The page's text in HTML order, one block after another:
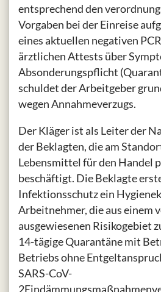
entsprechend den
Vorgaben bei der Einreise
eines aktuellen negativen
ärztlichen Attests über
Absonderungspflicht
schuldet der Arbeitgeber
wegen Annahmeverzugs.
Der Kläger ist als Leiter der
der Beklagten, die am
Lebensmittel für den Handel
beschäftigt. Die Beklagte
Infektionsschutz ein
Arbeitnehmer, die aus einem
ausgewiesenen Risikogebiet
14-tägige Quarantäne mit
Betriebs ohne
SARS-CoV-